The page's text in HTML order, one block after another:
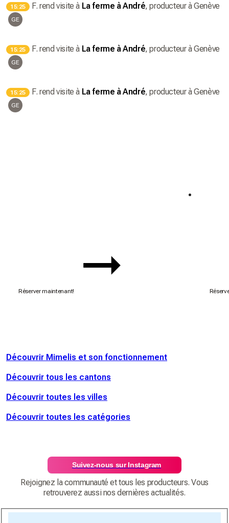
15:25 F. rend visite à La ferme à André, producteurà Genève
GE
15:25 F. rend visite à La ferme à André, producteurà Genève
GE
15:25 F. rend visite à La ferme à André, producteurà Genève
GE
Réserver maintenant!
Découvrir Mimelis et son fonctionnement
Découvrir tous les cantons
Découvrir toutes les villes
Découvrir toutes les catégories
Suivez-nous sur Instagram
Rejoignez la communauté et tous les producteurs. Vous
retrouverez aussi nos dernières actualités.